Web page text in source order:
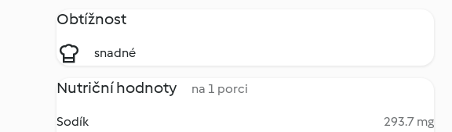
Obtížnost
snadné
Nutriční hodnoty na 1 porci
Sodík
293.7 mg